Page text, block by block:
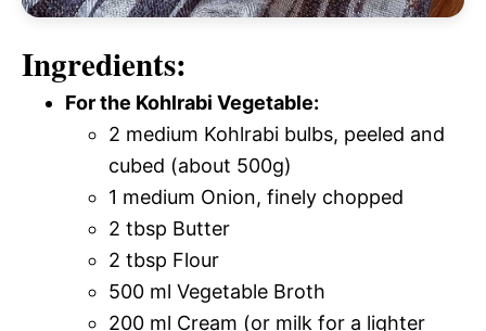
Ingredients:
For the Kohlrabi Vegetable:
2 medium Kohlrabi bulbs, peeled and
cubed (about 500g)
1 medium Onion, finely chopped
2 tbsp Butter
2 tbsp Flour
500 ml Vegetable Broth
200 ml Cream (or milk for a lighter